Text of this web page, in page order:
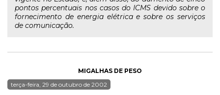
pontos percentuais nos casos do ICMS devido sobre o
fornecimento de energia elétrica e sobre os serviços
de comunicação.
MIGALHAS DE PESO
terça-feira, 29 de outubro de 2002